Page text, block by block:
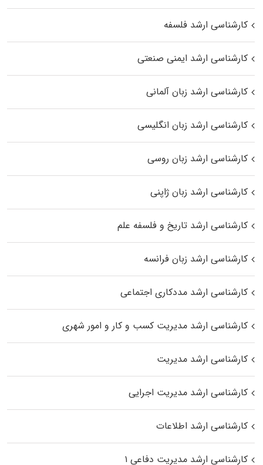
کارشناسی ارشد فلسفه
کارشناسی ارشد ایمنی صنعتی
کارشناسی ارشد زبان آلمانی
کارشناسی ارشد زبان انگلیسی
کارشناسی ارشد زبان روسی
کارشناسی ارشد زبان ژاپنی
کارشناسی ارشد تاریخ و فلسفه علم
کارشناسی ارشد زبان فرانسه
کارشناسی ارشد مددکاری اجتماعی
کارشناسی ارشد مدیریت کسب و کار و امور شهری
کارشناسی ارشد مدیریت
کارشناسی ارشد مدیریت اجرایی
کارشناسی ارشد اطلاعات
کارشناسی ارشد مدیریت دفاعی ۱